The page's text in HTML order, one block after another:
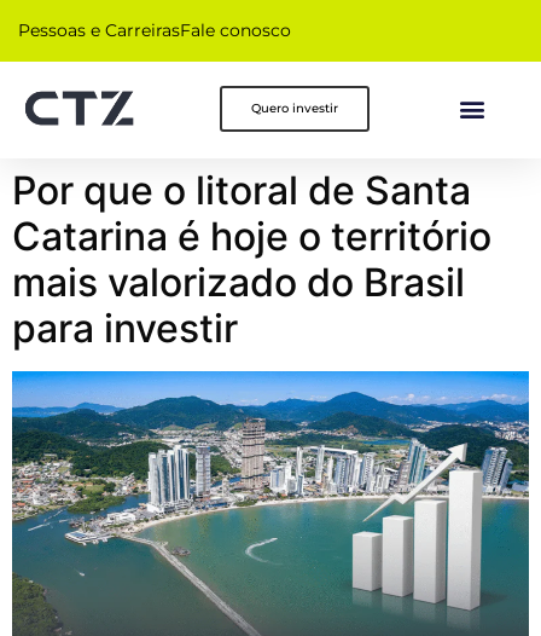
Pessoas e CarreirasFale conosco
Quero investir
Por que o litoral de Santa
Catarina é hoje o território
mais valorizado do Brasil
para investir